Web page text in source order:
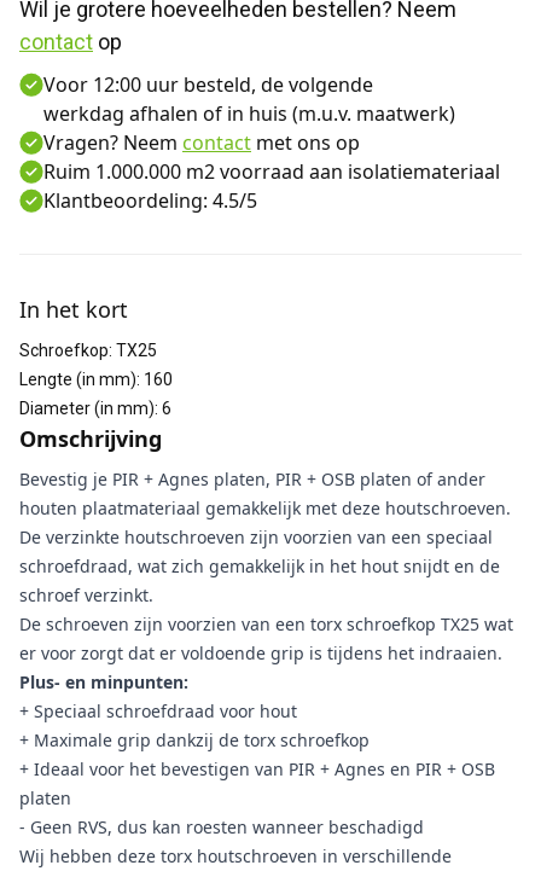
contact op
Voor 12:00 uur besteld, de volgende
werkdag afhalen of in huis (m.u.v. maatwerk)
Vragen? Neem contact met ons op
Ruim 1.000.000 m2 voorraad aan isolatiemateriaal
Klantbeoordeling: 4.5/5
In het kort
Schroefkop: TX25
Lengte (in mm): 160
Diameter (in mm): 6
Omschrijving
Bevestig je PIR + Agnes platen, PIR + OSB platen of ander
houten plaatmateriaal gemakkelijk met deze houtschroeven.
De verzinkte houtschroeven zijn voorzien van een speciaal
schroefdraad, wat zich gemakkelijk in het hout snijdt en de
schroef verzinkt.
De schroeven zijn voorzien van een torx schroefkop TX25 wat
er voor zorgt dat er voldoende grip is tijdens het indraaien.
Plus- en minpunten:
+ Speciaal schroefdraad voor hout
+ Maximale grip dankzij de torx schroefkop
+ Ideaal voor het bevestigen van PIR + Agnes en PIR + OSB
platen
- Geen RVS, dus kan roesten wanneer beschadigd
Wij hebben deze torx houtschroeven in verschillende